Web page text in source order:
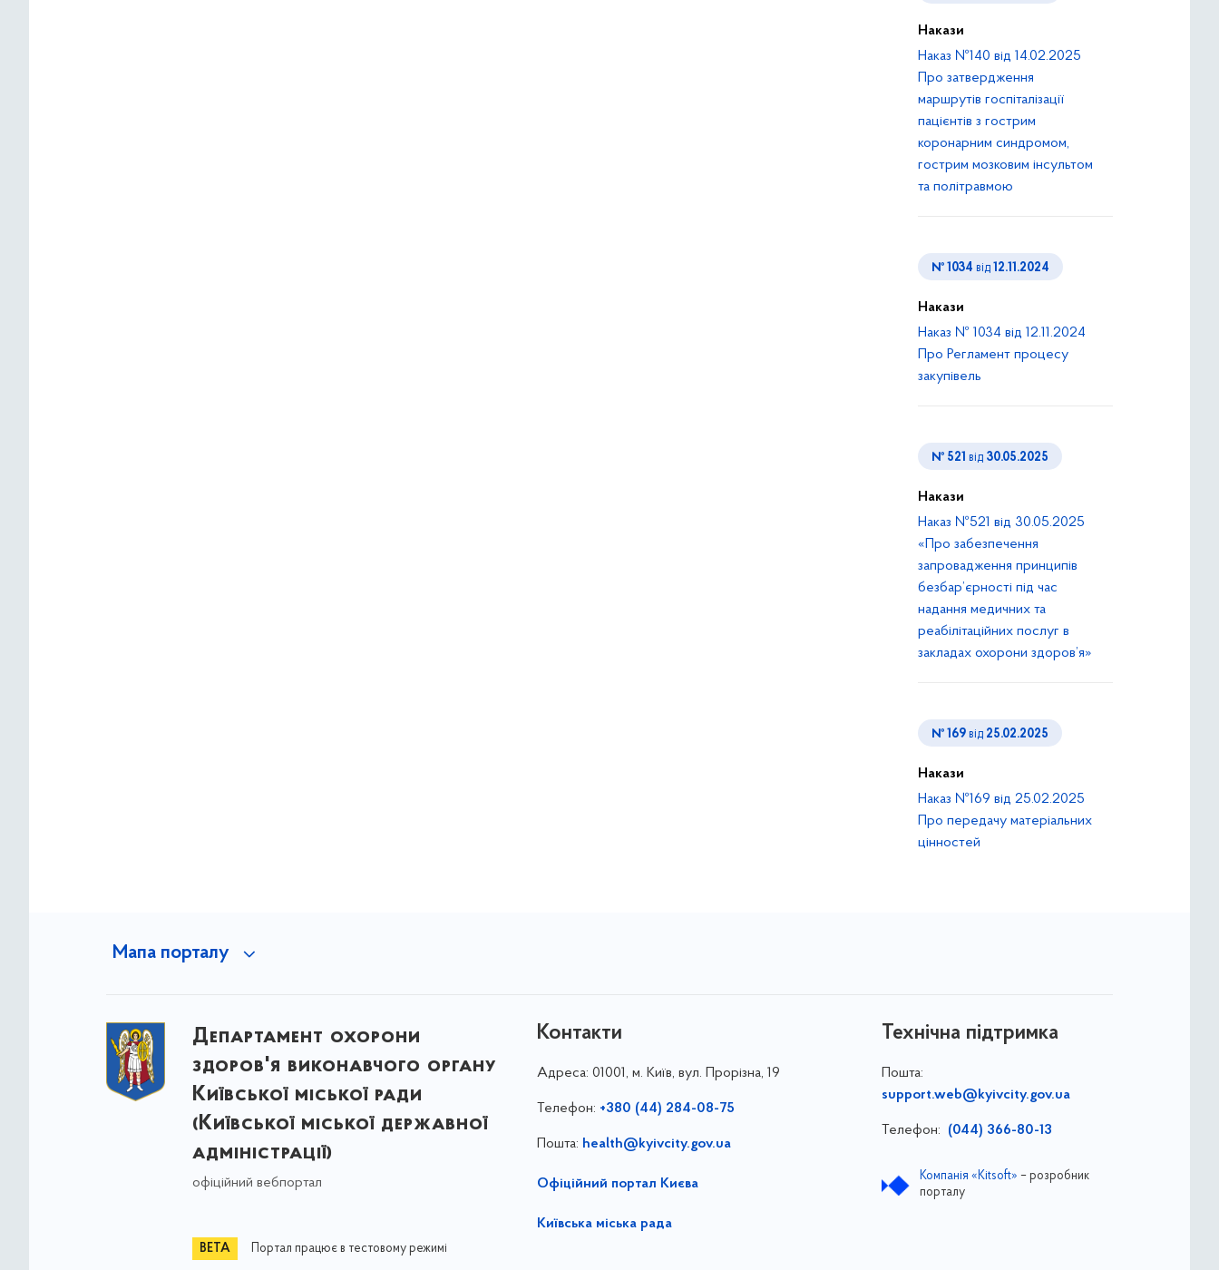
Накази
Наказ №140 від 14.02.2025
Про затвердження
маршрутів госпіталізації
пацієнтів з гострим
коронарним синдромом,
гострим мозковим інсультом
та політравмою
№ 1034 від 12.11.2024
Накази
Наказ № 1034 від 12.11.2024
Про Регламент процесу
закупівель
№ 521 від 30.05.2025
Накази
Наказ №521 від 30.05.2025
«Про забезпечення
запровадження принципів
безбар’єрності під час
надання медичних та
реабілітаційних послуг в
закладах охорони здоров’я»
№ 169 від 25.02.2025
Накази
Наказ №169 від 25.02.2025
Про передачу матеріальних
цінностей
Мапа порталу
Департамент охорони
здоров'я виконавчого органу
Київської міської ради
(Київської міської державної
адміністрації)
офіційний вебпортал
Портал працює в тестовому режимі
Контакти
Адреса: 01001, м. Київ, вул. Прорізна, 19
Телефон: +380 (44) 284-08-75
Пошта: health@kyivcity.gov.ua
Офіційний портал Києва
Київська міська рада
Технічна підтримка
Пошта:
support.web@kyivcity.gov.ua
Телефон: (044) 366-80-13
Компанія «Kitsoft» – розробник
порталу